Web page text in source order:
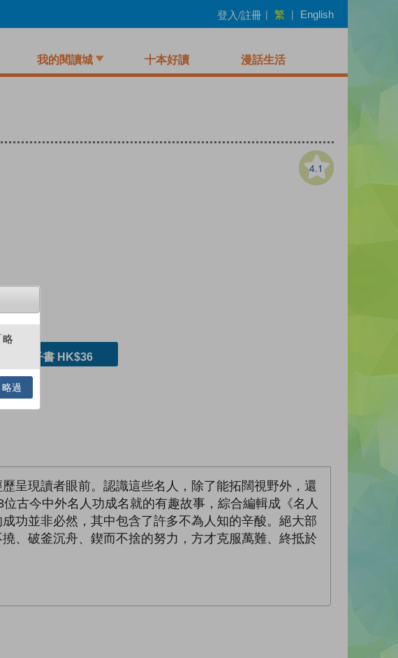
登入/註冊 | 繁 | English
我的閱讀城 十本好讀 漫話生活
4.1
購買電子書 HK$36
呈現讀者眼前。認識這些名人，除了能拓闊視野外，還
古今中外名人功成名就的有趣故事，綜合編輯成《名人
功並非必然，其中包含了許多不為人知的辛酸。絕大部
、破釜沉舟、鍥而不捨的努力，方才克服萬難、終抵於
略
略過